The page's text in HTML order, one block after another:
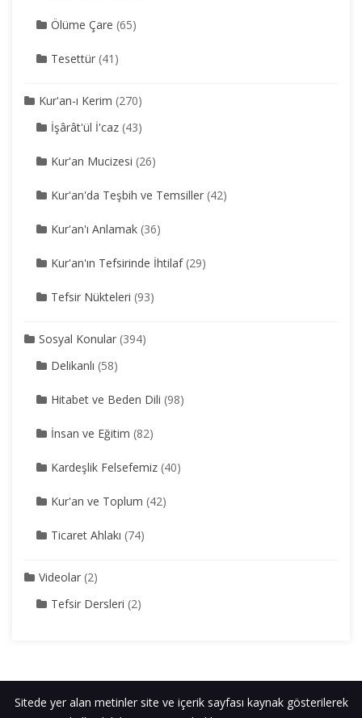
Ölüme Çare (65)
Tesettür (41)
Kur'an-ı Kerim (270)
İşârât'ül İ'caz (43)
Kur'an Mucizesi (26)
Kur'an'da Teşbih ve Temsiller (42)
Kur'an'ı Anlamak (36)
Kur'an'ın Tefsirinde İhtilaf(29)
Tefsir Nükteleri (93)
Sosyal Konular (394)
Delikanlı (58)
Hitabet ve Beden Dili (98)
İnsan ve Eğitim (82)
Kardeşlik Felsefemiz (40)
Kur'an ve Toplum (42)
Ticaret Ahlakı (74)
Videolar (2)
Tefsir Dersleri (2)
Sitede yer alan metinler site ve içerik sayfası kaynak gösterilerek